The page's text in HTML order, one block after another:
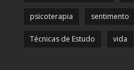
psicoterapia sentimento
Técnicas de Estudo vida